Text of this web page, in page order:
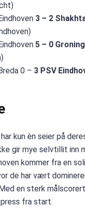
3 – 2
5 – 0
0 – 3 PSV
kun èn seier på
gir mye selvtillit inn
kommer fra en
de har vært
en sterk
fra start.